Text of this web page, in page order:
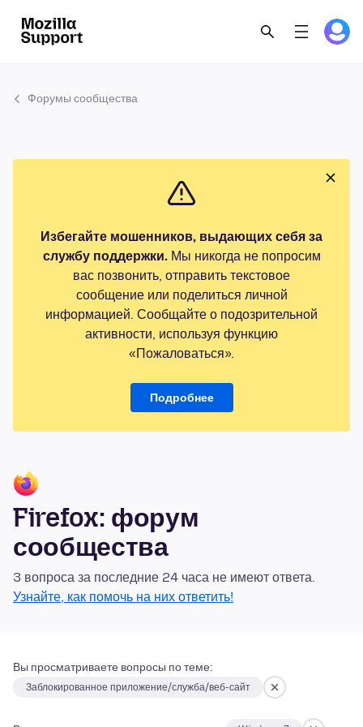
Форумы сообщества
Избегайте мошенников, выдающих себя за
службу поддержки.Мы никогда не попросим
вас позвонить, отправить текстовое
сообщение или поделиться личной
информацией. Сообщайте о подозрительной
активности, используя функцию
«Пожаловаться».
Подробнее
Firefox: форум
сообщества
3 вопроса за последние 24 часа не имеют ответа.
Узнайте, как помочь на них ответить!
Вы просматриваете вопросы по теме:
Заблокированное приложение/служба/веб-сайт